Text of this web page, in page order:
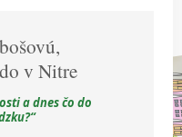
v Nitre
a dnes čo do